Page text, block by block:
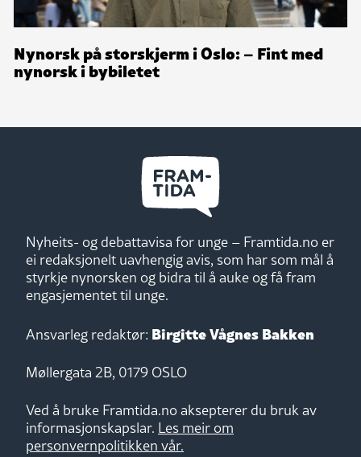
Nynorsk på storskjerm i Oslo: – Fint med
nynorsk i bybiletet
Nyheits- og debattavisa for unge – Framtida.no er
ei redaksjonelt uavhengig avis, som har som mål å
styrkje nynorsken og bidra til å auke og få fram
engasjementet til unge.
Ansvarleg redaktør: Birgitte Vågnes Bakken
Møllergata 2B, 0179 OSLO
Ved å bruke Framtida.no aksepterer du bruk av
informasjonskapslar. Les meir om
personvernpolitikken vår.